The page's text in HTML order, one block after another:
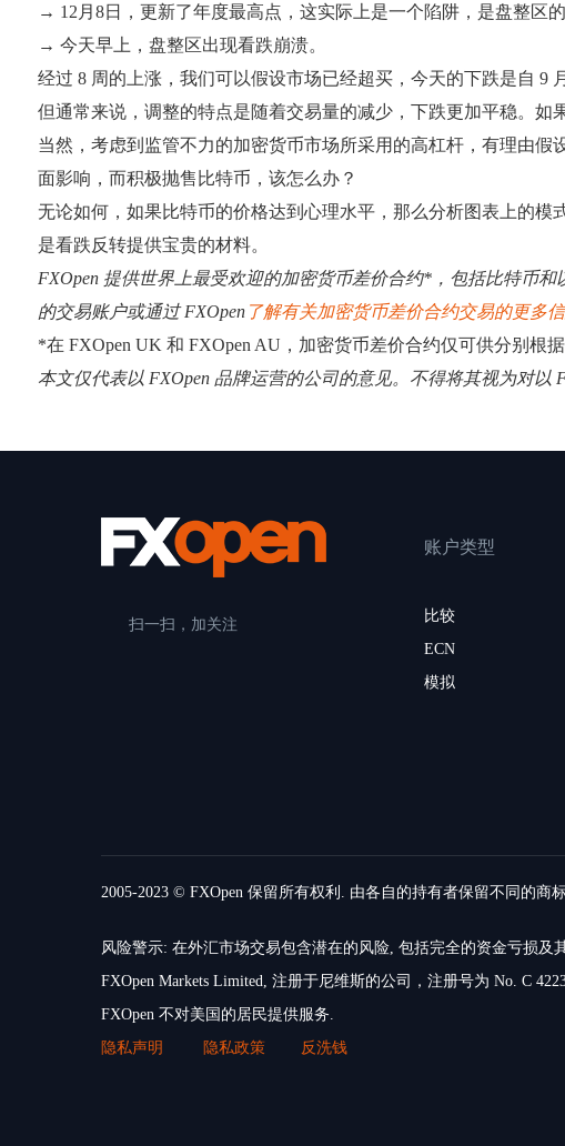
→ 12月8日，更新了年度最高点，这实际上是一个陷阱，是盘整区
→ 今天早上，盘整区出现看跌崩溃。
经过 8 周的上涨，我们可以假设市场已经超买，今天的下跌是自 9
但通常来说，调整的特点是随着交易量的减少，下跌更加平稳。如
当然，考虑到监管不力的加密货币市场所采用的高杠杆，有理由
面影响，而积极抛售比特币，该怎么办？
无论如何，如果比特币的价格达到心理水平，那么分析图表上的
是看跌反转提供宝贵的材料。
FXOpen 提供世界上最受欢迎的加密货币差价合约*，包括比特币
的交易账户或通过 FXOpen了解有关加密货币差价合约交易的更多
*在 FXOpen UK 和 FXOpen AU，加密货币差价合约仅可供分别根据
本文仅代表以 FXOpen 品牌运营的公司的意见。不得将其视为对以
扫一扫，加关注
账户类型
比较
ECN
模拟
2005-2023 © FXOpen 保留所有权利. 由各自的持有者保留不同的商
风险警示: 在外汇市场交易包含潜在的风险, 包括完全的资金亏损
FXOpen Markets Limited, 注册于尼维斯的公司，注册号为 No. C
FXOpen 不对美国的居民提供服务.
隐私声明
隐私政策 反洗钱